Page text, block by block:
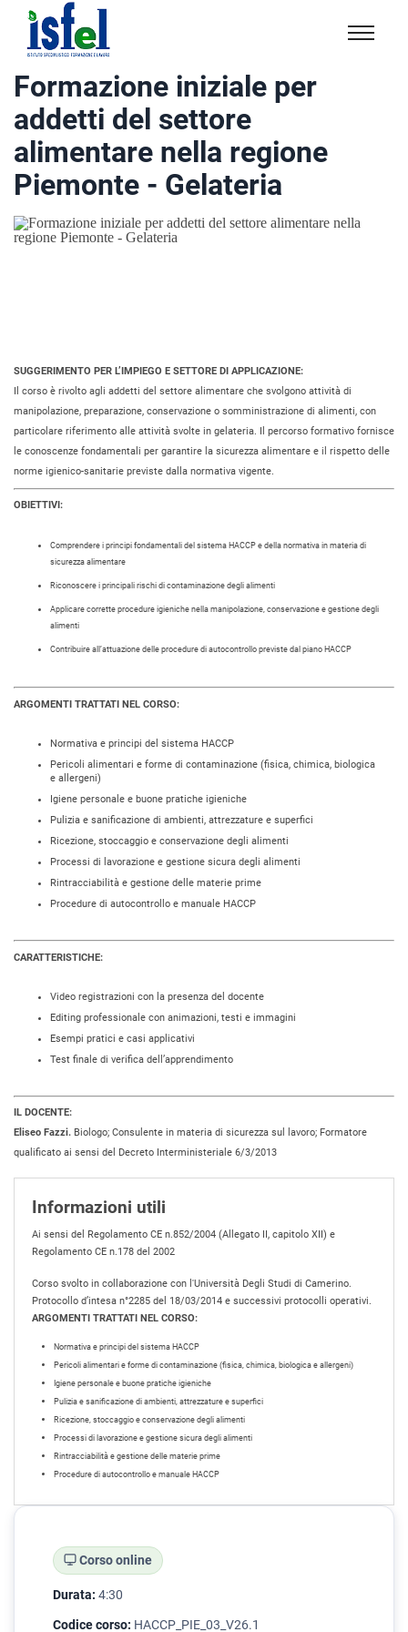
Isfel
Istituto
specialistico
formazione
e
lavoro
Formazione iniziale per
addetti del settore
alimentare nella regione
Piemonte - Gelateria
SUGGERIMENTO PER L’IMPIEGO E SETTORE DI APPLICAZIONE:
Il corso è rivolto agli addetti del settore alimentare che svolgono attività di
manipolazione, preparazione, conservazione o somministrazione di alimenti, con
particolare riferimento alle attività svolte in gelateria. Il percorso formativo fornisce
le conoscenze fondamentali per garantire la sicurezza alimentare e il rispetto delle
norme igienico-sanitarie previste dalla normativa vigente.
OBIETTIVI:
Comprendere i principi fondamentali del sistema HACCP e della normativa in materia di
sicurezza alimentare
Riconoscere i principali rischi di contaminazione degli alimenti
Applicare corrette procedure igieniche nella manipolazione, conservazione e gestione degli
alimenti
Contribuire all’attuazione delle procedure di autocontrollo previste dal piano HACCP
ARGOMENTI TRATTATI NEL CORSO:
Normativa e principi del sistema HACCP
Pericoli alimentari e forme di contaminazione (fisica, chimica, biologica
e allergeni)
Igiene personale e buone pratiche igieniche
Pulizia e sanificazione di ambienti, attrezzature e superfici
Ricezione, stoccaggio e conservazione degli alimenti
Processi di lavorazione e gestione sicura degli alimenti
Rintracciabilità e gestione delle materie prime
Procedure di autocontrollo e manuale HACCP
CARATTERISTICHE:
Video registrazioni con la presenza del docente
Editing professionale con animazioni, testi e immagini
Esempi pratici e casi applicativi
Test finale di verifica dell’apprendimento
IL DOCENTE:
Eliseo Fazzi. Biologo; Consulente in materia di sicurezza sul lavoro; Formatore
qualificato ai sensi del Decreto Interministeriale 6/3/2013
Informazioni utili
Ai sensi del Regolamento CE n.852/2004 (Allegato II, capitolo XII) e
Regolamento CE n.178 del 2002
Corso svolto in collaborazione con l'Università Degli Studi di Camerino.
Protocollo d’intesa n°2285 del 18/03/2014 e successivi protocolli operativi.
ARGOMENTI TRATTATI NEL CORSO:
Normativa e principi del sistema HACCP
Pericoli alimentari e forme di contaminazione (fisica, chimica, biologica e allergeni)
Igiene personale e buone pratiche igieniche
Pulizia e sanificazione di ambienti, attrezzature e superfici
Ricezione, stoccaggio e conservazione degli alimenti
Processi di lavorazione e gestione sicura degli alimenti
Rintracciabilità e gestione delle materie prime
Procedure di autocontrollo e manuale HACCP
Corso online
Durata: 4:30
Codice corso: HACCP_PIE_03_V26.1